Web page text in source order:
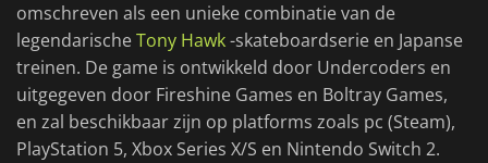
omschreven als een unieke combinatie van de
legendarischeTony Hawk-skateboardserie en Japanse
treinen. De game is ontwikkeld door Undercoders en
uitgegeven door Fireshine Games en Boltray Games,
en zal beschikbaar zijn op platforms zoals pc (Steam),
PlayStation 5, Xbox Series X/S en Nintendo Switch 2.